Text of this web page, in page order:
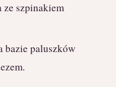
ze szpinakiem
bazie paluszków